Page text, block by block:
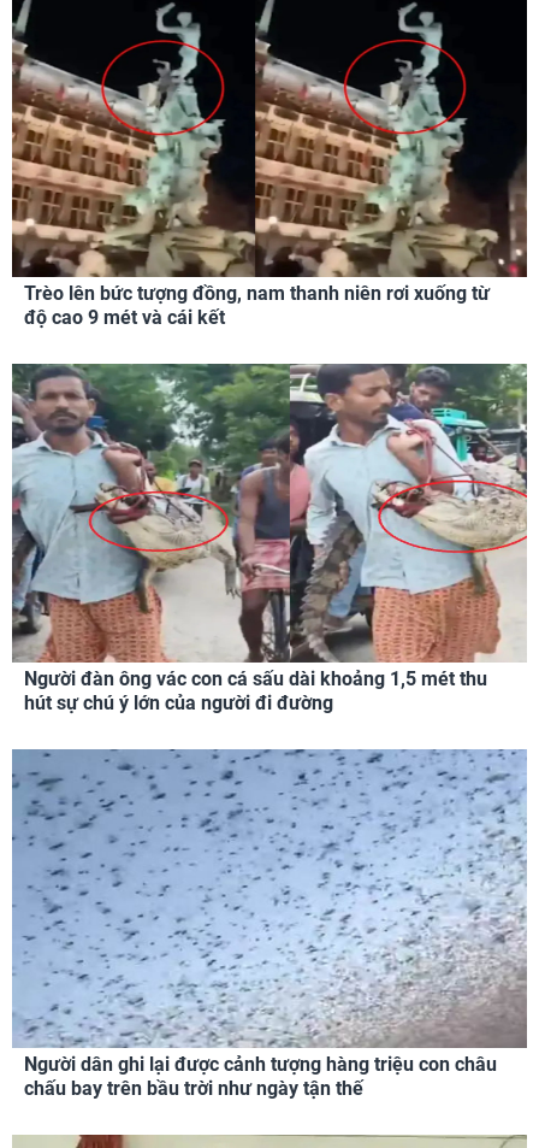
Trèo lên bức tượng đồng, nam thanh niên rơi xuống từ
độ cao 9 mét và cái kết
Người đàn ông vác con cá sấu dài khoảng 1,5 mét thu
hút sự chú ý lớn của người đi đường
Người dân ghi lại được cảnh tượng hàng triệu con châu
chấu bay trên bầu trời như ngày tận thế